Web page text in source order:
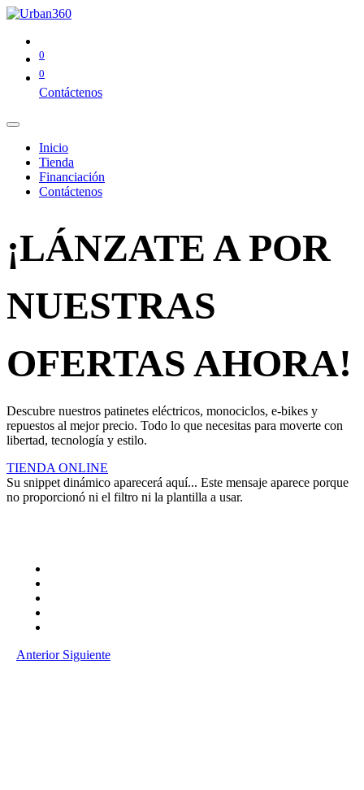
0
0
Contáctenos
Inicio
Tienda
Financiación
Contáctenos
¡LÁNZATE A POR
NUESTRAS
OFERTAS AHORA!
Descubre nuestros patinetes eléctricos, monociclos, e-bikes y
repuestos al mejor precio. Todo lo que necesitas para moverte con
libertad, tecnología y estilo.
TIENDA ONLINE
Su snippet dinámico aparecerá aquí... Este mensaje aparece porque
no proporcionó ni el filtro ni la plantilla a usar.
Anterior Siguiente